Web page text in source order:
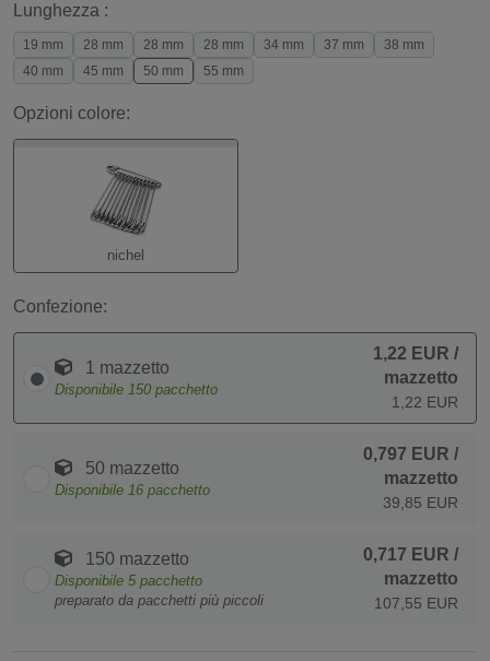
Lunghezza :
19 mm 28 mm 28 mm 28 mm 34 mm 37 mm
38 mm
40 mm
45 mm 50 mm 55 mm
Opzioni colore:
nichel
Confezione:
1 mazzetto
Disponibile 150 pacchetto
1,22 EUR /
mazzetto
1,22 EUR
50 mazzetto
Disponibile 16 pacchetto
0,797 EUR /
mazzetto
39,85 EUR
150 mazzetto
Disponibile 5 pacchetto
preparato da pacchetti più piccoli
0,717 EUR /
mazzetto
107,55 EUR